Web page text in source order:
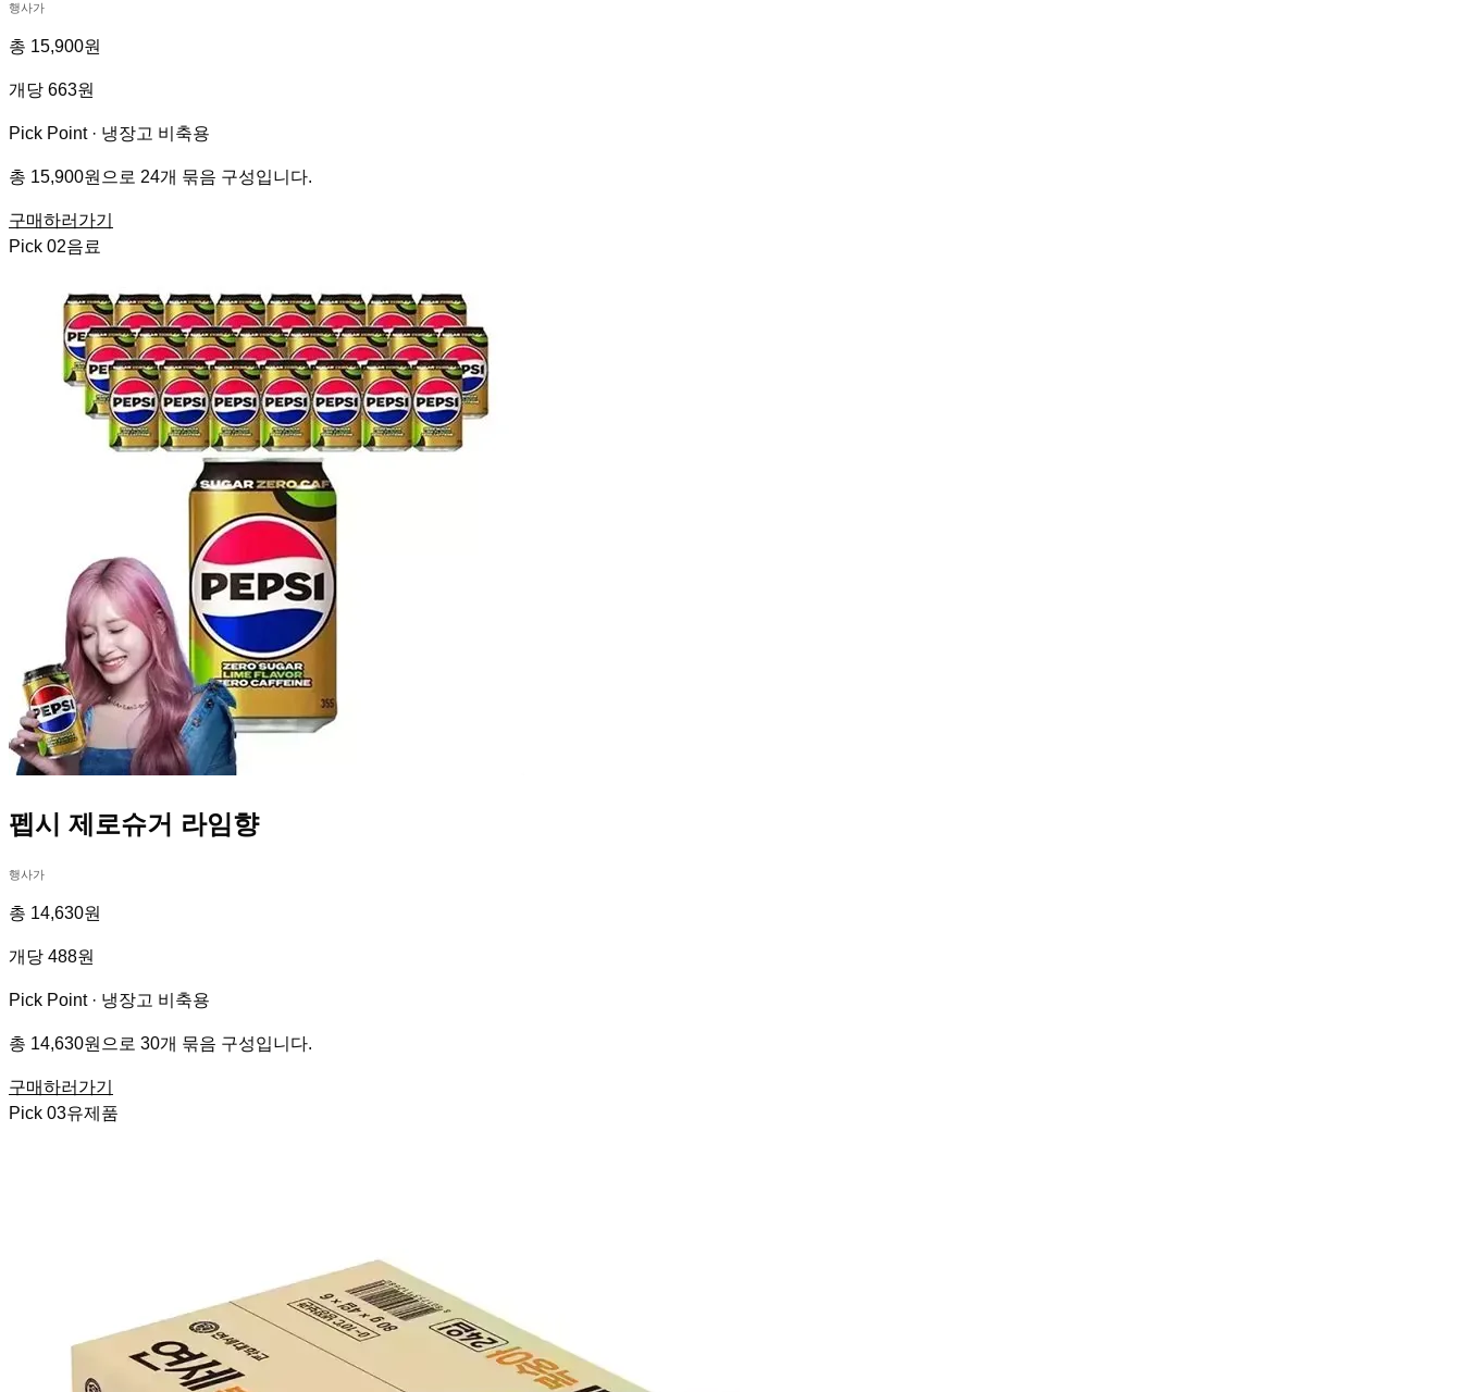
행사가
총 15,900원
개당 663원
Pick Point · 냉장고 비축용
총 15,900원으로 24개 묶음 구성입니다.
구매하러가기
Pick 02음료
펩시 제로슈거 라임향
행사가
총 14,630원
개당 488원
Pick Point · 냉장고 비축용
총 14,630원으로 30개 묶음 구성입니다.
구매하러가기
Pick 03유제품